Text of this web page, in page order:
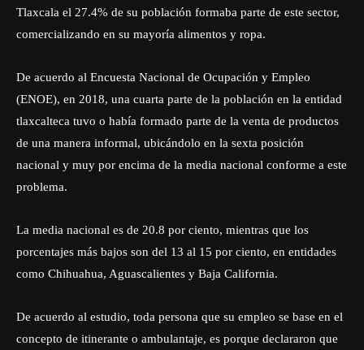
Tlaxcala el 27.4% de su población formaba parte de este sector,
comercializando en su mayoría alimentos y ropa.
De acuerdo al Encuesta Nacional de Ocupación y Empleo
(ENOE), en 2018, una cuarta parte de la población en la entidad
tlaxcalteca tuvo o había formado parte de la venta de productos
de una manera informal, ubicándolo en la sexta posición
nacional y muy por encima de la media nacional conforme a este
problema.
La media nacional es de 20.8 por ciento, mientras que los
porcentajes más bajos son del 13 al 15 por ciento, en entidades
como Chihuahua, Aguascalientes y Baja California.
De acuerdo al estudio, toda persona que su empleo se base en el
concepto de itinerante o ambulantaje, es porque declararon que